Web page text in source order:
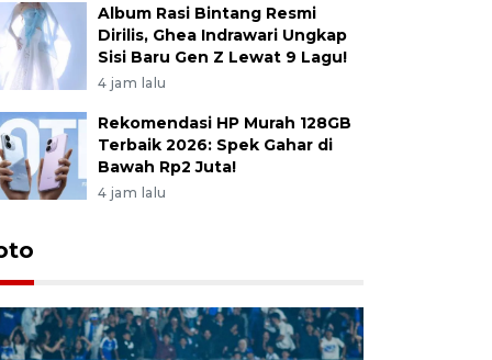
Album Rasi Bintang Resmi
Dirilis, Ghea Indrawari Ungkap
Sisi Baru Gen Z Lewat 9 Lagu!
4 jam lalu
Rekomendasi HP Murah 128GB
Terbaik 2026: Spek Gahar di
Bawah Rp2 Juta!
4 jam lalu